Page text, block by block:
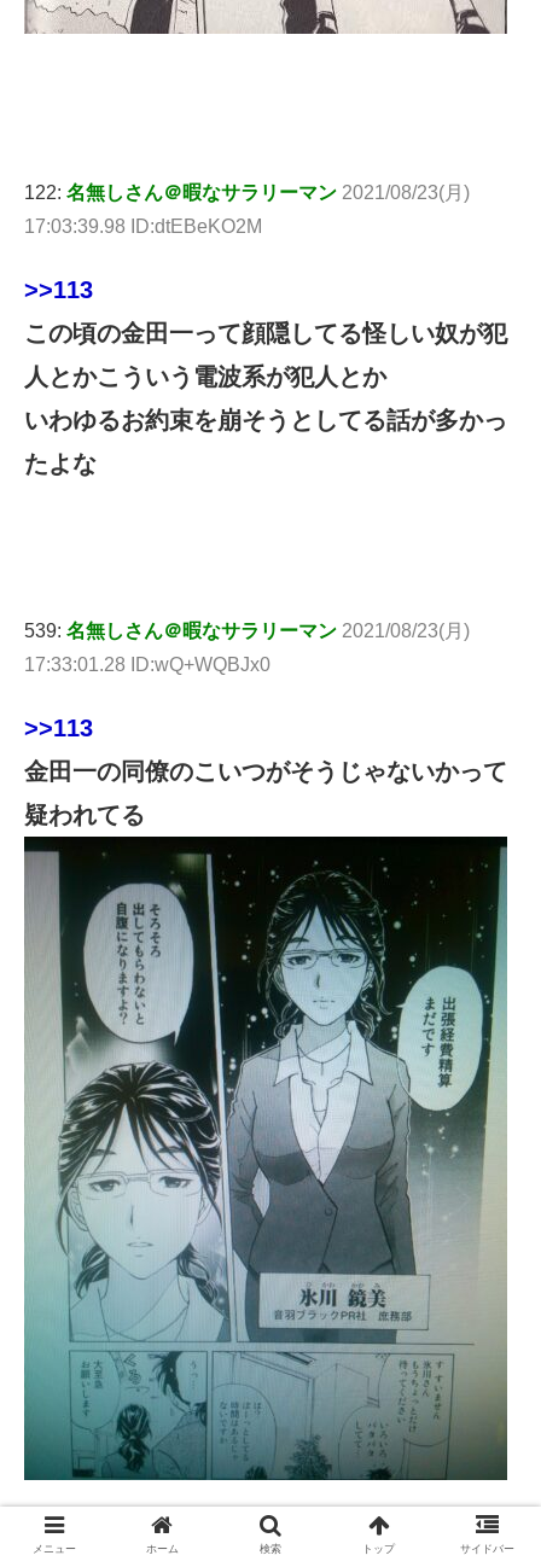
122: 名無しさん＠暇なサラリーマン 2021/08/23(月)
17:03:39.98 ID:dtEBeKO2M
>>113
この頃の金田一って顔隠してる怪しい奴が犯
人とかこういう電波系が犯人とか
いわゆるお約束を崩そうとしてる話が多かっ
たよな
539: 名無しさん＠暇なサラリーマン 2021/08/23(月)
17:33:01.28 ID:wQ+WQBJx0
>>113
金田一の同僚のこいつがそうじゃないかって
疑われてる
メニュー ホーム 検索 トップ サイドバー